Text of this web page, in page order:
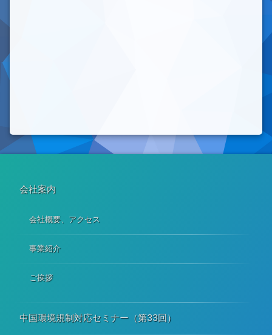
会社案内
会社概要、アクセス
事業紹介
ご挨拶
中国環境規制対応セミナー（第33回）